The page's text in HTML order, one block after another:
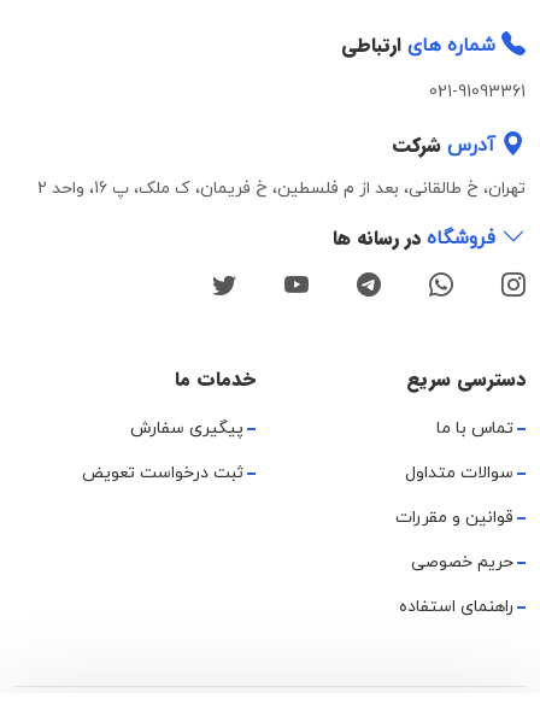
شماره های ارتباطی
021-91093361
آدرس شرکت
تهران، خ طالقانی، بعد از م فلسطین، خ فریمان، ک ملک، پ 16، واحد 2
فروشگاه در رسانه ها
دسترسی سریع
تماس با ما
سوالات متداول
قوانین و مقررات
حریم خصوصی
راهنمای استفاده
خدمات ما
پیگیری سفارش
ثبت درخواست تعویض